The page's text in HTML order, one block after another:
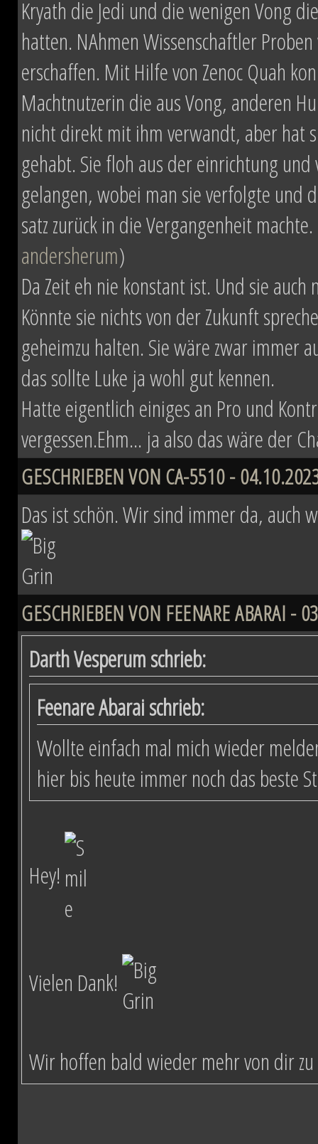
Kryath die Jedi und die wenigen Vong
hatten. NAhmen Wissenschaftler
erschaffen. Mit Hilfe von Zenoc Quah
Machtnutzerin die aus Vong, anderen
nicht direkt mit ihm verwandt, aber hat
gehabt. Sie floh aus der einrichtung
gelangen, wobei man sie verfolgte und
satz zurück in die Vergangenheit
andersherum)
Da Zeit eh nie konstant ist. Und sie
Könnte sie nichts von der Zukunft
geheimzu halten. Sie wäre zwar immer
das sollte Luke ja wohl gut kennen.
Hatte eigentlich einiges an Pro und
vergessen.Ehm... ja also das wäre der
GESCHRIEBEN VON CA-5510 -
Das ist schön. Wir sind immer da, auch
GESCHRIEBEN VON FEENARE ABARAI -
Darth Vesperum schrieb:
Feenare Abarai schrieb:
Wollte einfach mal mich wieder
hier bis heute immer noch das beste
Hey!
Vielen Dank!
Wir hoffen bald wieder mehr von dir